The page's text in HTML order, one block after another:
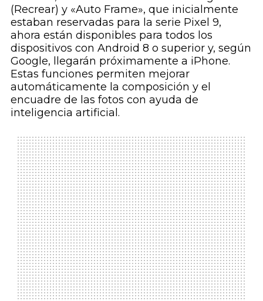
(Recrear) y «Auto Frame», que inicialmente
estaban reservadas para la serie Pixel 9,
ahora están disponibles para todos los
dispositivos con Android 8 o superior y, según
Google, llegarán próximamente a iPhone.
Estas funciones permiten mejorar
automáticamente la composición y el
encuadre de las fotos con ayuda de
inteligencia artificial.